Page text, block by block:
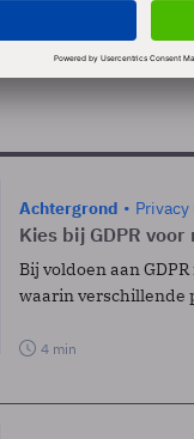
worden als de
Achtergrond Privacy
Kies bij GDPR
Bij voldoen aan
waarin verschillende
4 min